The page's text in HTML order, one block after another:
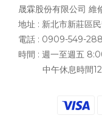
晟霖股份有限公司 維
地址 : 新北市新莊區
電話 : 0909-549-288
時間 : 週一至週五
中午休息時間